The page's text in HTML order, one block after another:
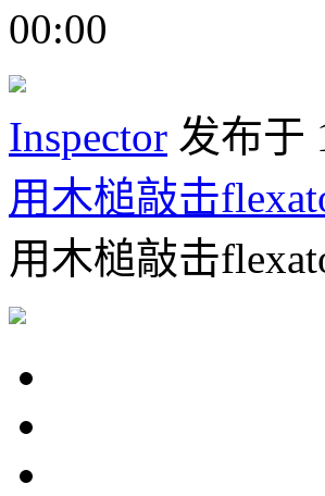
00:00
Inspector 发布于
用木槌敲击
用木槌敲击